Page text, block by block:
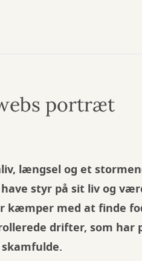
portræt
længsel og et
styr på sit liv og
kæmper med at finde
drifter, som